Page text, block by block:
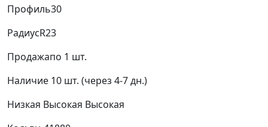
Профиль30
РадиусR23
Продажапо 1 шт.
Наличие 10 шт. (через 4-7 дн.)
Низкая Высокая Высокая